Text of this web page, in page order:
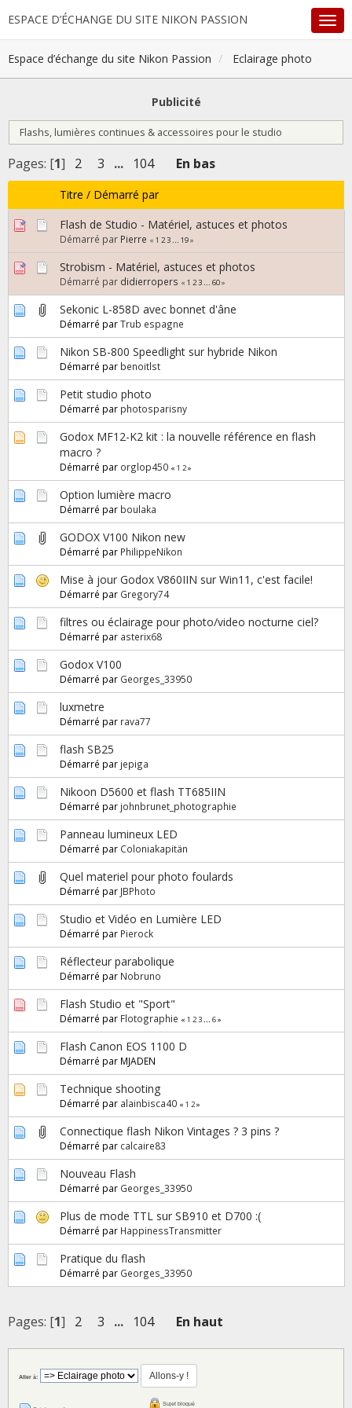
ESPACE D’ÉCHANGE DU SITE NIKON PASSION
Espace d’échange du site Nikon Passion Eclairage photo
Publicité
Flashs, lumières continues & accessoires pour le studio
Pages: [1] 2 3 ... 104 En bas
Titre / Démarré par
Flash de Studio - Matériel, astuces et photos
Démarré par Pierre « 1 23... 19»
Strobism - Matériel, astuces et photos
Démarré par didierropers « 1 23... 60»
Sekonic L-858D avec bonnet d'âne
Démarré parTrub espagne
Nikon SB-800 Speedlight sur hybride Nikon
Démarré par benoitlst
Petit studio photo
Démarré par photosparisny
Godox MF12-K2 kit : la nouvelle référence en flash
macro ?
Démarré par orglop450 « 1 2»
Option lumière macro
Démarré par boulaka
GODOX V100 Nikon new
Démarré par PhilippeNikon
Mise à jour Godox V860IIN sur Win11, c'est facile!
Démarré par Gregory74
filtres ou éclairage pour photo/video nocturne ciel?
Démarré par asterix68
Godox V100
Démarré par Georges_33950
luxmetre
Démarré par rava77
flash SB25
Démarré par jepiga
Nikoon D5600 et flash TT685IIN
Démarré par johnbrunet_photographie
Panneau lumineux LED
Démarré par Coloniakapitän
Quel materiel pour photo foulards
Démarré par JBPhoto
Studio et Vidéo en Lumière LED
Démarré par Pierock
Réflecteur parabolique
Démarré par Nobruno
Flash Studio et "Sport"
Démarré par Flotographie « 1 23... 6»
Flash Canon EOS 1100 D
Démarré par MJADEN
Technique shooting
Démarré par alainbisca40 « 1 2»
Connectique flash Nikon Vintages ? 3 pins ?
Démarré par calcaire83
Nouveau Flash
Démarré par Georges_33950
Plus de mode TTL sur SB910 et D700 :(
Démarré par HappinessTransmitter
Pratique du flash
Démarré par Georges_33950
Pages: [1] 2 3 ... 104 En haut
Aller à:
Sujet bloqué